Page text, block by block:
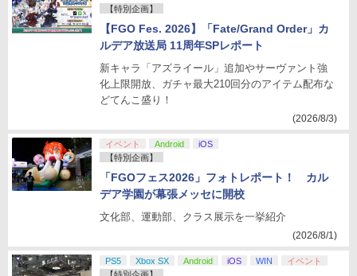
【特別企画】
【FGO Fes. 2026】「Fate/Grand Order」カ
ルデア放送局 11周年SPレポート
新キャラ「アズライール」追加やサーヴァント強
化上限開放、ガチャ最大210回分のアイテム配布な
どてんこ盛り！
(2026/8/3)
イベント Android
iOS
【特別企画】
「FGOフェス2026」フォトレポート！ カル
デア学園が幕張メッセに開校
文化部、運動部、クラス展示を一挙紹介
(2026/8/1)
PS5 Xbox SX Android iOS WIN
イベント